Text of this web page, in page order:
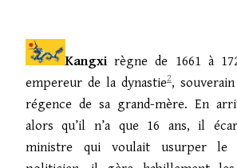
Kangxirègne de 1661 à
empereur de la dynastie2,
régence de sa grand-mère. En
alors qu’il n’a que 16 ans, il
ministre qui voulait usurper le